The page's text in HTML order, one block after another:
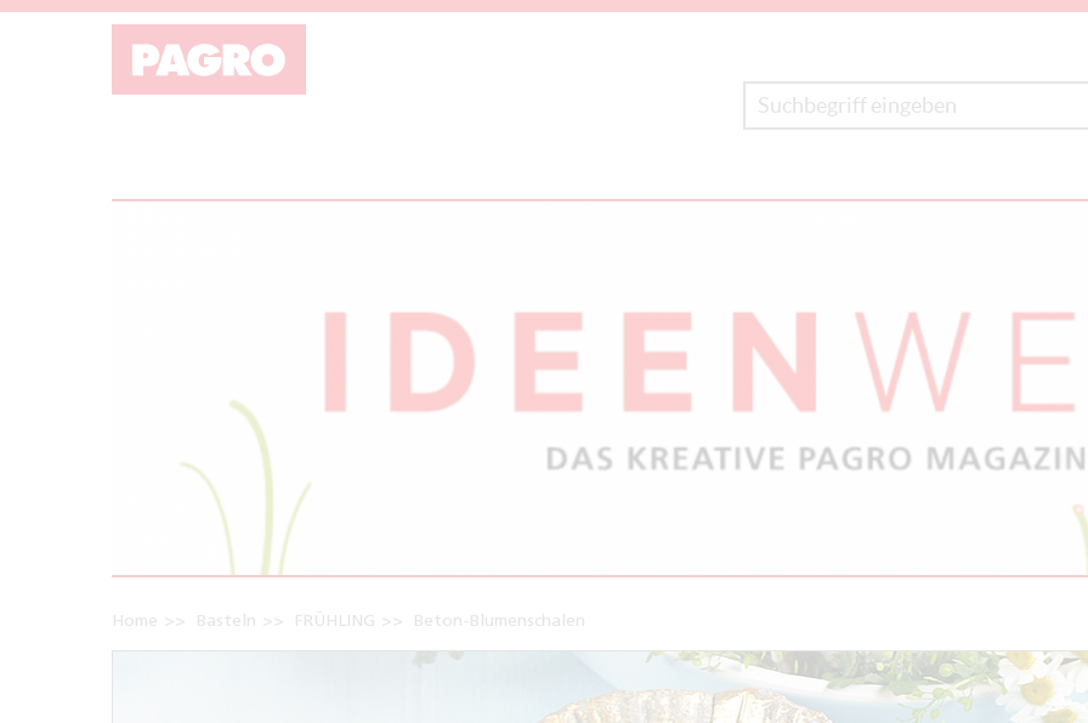
Home Basteln FRÜHLING Beton-Blumenschalen